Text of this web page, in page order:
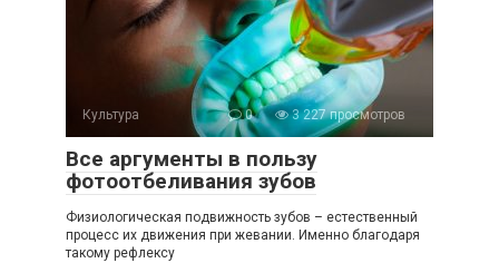
Культура 0 3 227 просмотров
Все аргументы в пользу
фотоотбеливания зубов
Физиологическая подвижность зубов – естественный
процесс их движения при жевании. Именно благодаря
такому рефлексу